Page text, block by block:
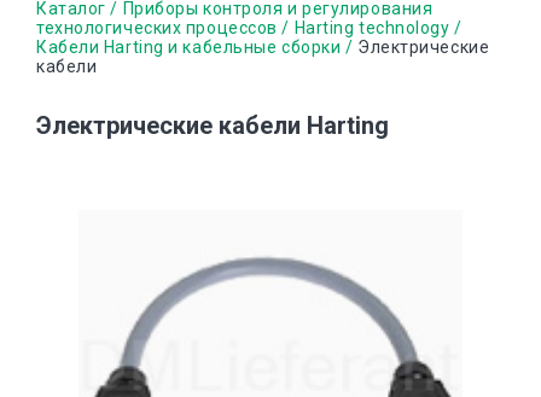
основному
Строка
навигации
Каталог
Приборы контроля и регулирования
технологических процессов
Harting technology
Кабели Harting и кабельные сборки
Электрические
кабели
Электрические кабели Harting